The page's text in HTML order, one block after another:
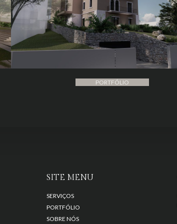
PORTFÓLIO
SITE MENU
SERVIÇOS
PORTFÓLIO
SOBRE NÓS